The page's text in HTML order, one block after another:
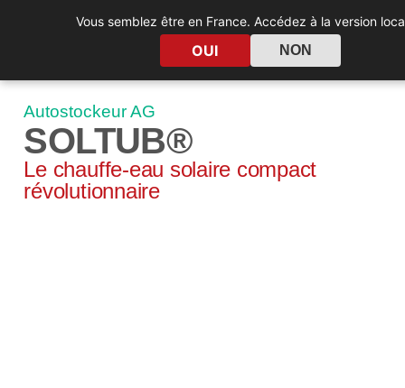
Solaire thermique collectif Climatisation
AG
RE
Autostockeur AG
SOLTUB®
Le chauffe-eau solaire compact
révolutionnaire
Vous semblez être en France. Accédez à la version
OUI NON